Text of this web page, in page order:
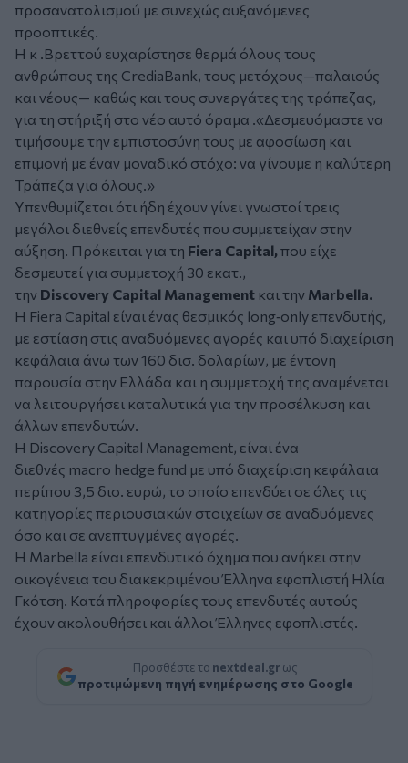
προσανατολισμού με συνεχώς αυξανόμενες
προοπτικές.
Η κ .Βρεττού ευχαρίστησε θερμά όλους τους
ανθρώπους της CrediaBank, τους μετόχους—παλαιούς
και νέους— καθώς και τους συνεργάτες της τράπεζας,
για τη στήριξή στο νέο αυτό όραμα .«Δεσμευόμαστε να
τιμήσουμε την εμπιστοσύνη τους με αφοσίωση και
επιμονή με έναν μοναδικό στόχο: να γίνουμε η καλύτερη
Τράπεζα για όλους.»
Υπενθυμίζεται ότι ήδη έχουν γίνει γνωστοί τρεις
μεγάλοι διεθνείς επενδυτές που συμμετείχαν στην
αύξηση. Πρόκειται για τη Fiera Capital,που είχε
δεσμευτεί για συμμετοχή 30 εκατ.,
την Discovery Capital Management και την Marbella.
Η Fiera Capital είναι ένας θεσμικός long‑only επενδυτής,
με εστίαση στις αναδυόμενες αγορές και υπό διαχείριση
κεφάλαια άνω των 160 δισ. δολαρίων, με έντονη
παρουσία στην Ελλάδα και η συμμετοχή της αναμένεται
να λειτουργήσει καταλυτικά για την προσέλκυση και
άλλων επενδυτών.
Η Discovery Capital Management, είναι ένα
διεθνές macro hedge fund με υπό διαχείριση κεφάλαια
περίπου 3,5 δισ. ευρώ, το οποίο επενδύει σε όλες τις
κατηγορίες περιουσιακών στοιχείων σε αναδυόμενες
όσο και σε ανεπτυγμένες αγορές.
Η Marbella είναι επενδυτικό όχημα που ανήκει στην
οικογένεια του διακεκριμένου Έλληνα εφοπλιστή Ηλία
Γκότση. Κατά πληροφορίες τους επενδυτές αυτούς
έχουν ακολουθήσει και άλλοι Έλληνες εφοπλιστές.
Προσθέστε το nextdeal.gr ως
προτιμώμενη πηγή ενημέρωσης στο Google